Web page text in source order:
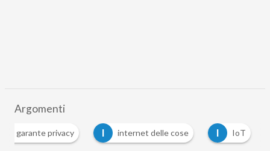
Argomenti
garante privacy I internet delle cose I IoT